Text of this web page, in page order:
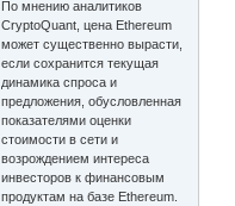
По мнению аналитиков
CryptoQuant, цена Ethereum
может существенно вырасти,
если сохранится текущая
динамика спроса и
предложения, обусловленная
показателями оценки
стоимости в сети и
возрождением интереса
инвесторов к финансовым
продуктам на базе Ethereum.